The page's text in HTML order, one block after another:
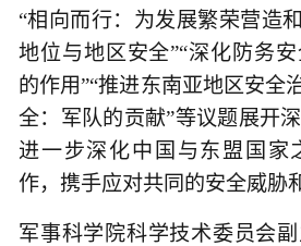
“相向而行：为发展繁荣营造
地位与地区安全”“深化防务
的作用”“推进东南亚地区安全
全：军队的贡献”等议题展开
进一步深化中国与东盟国家
作，携手应对共同的安全威胁
军事科学院科学技术委员会